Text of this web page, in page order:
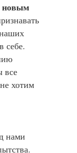
новым
себе.
все
хотим
нами